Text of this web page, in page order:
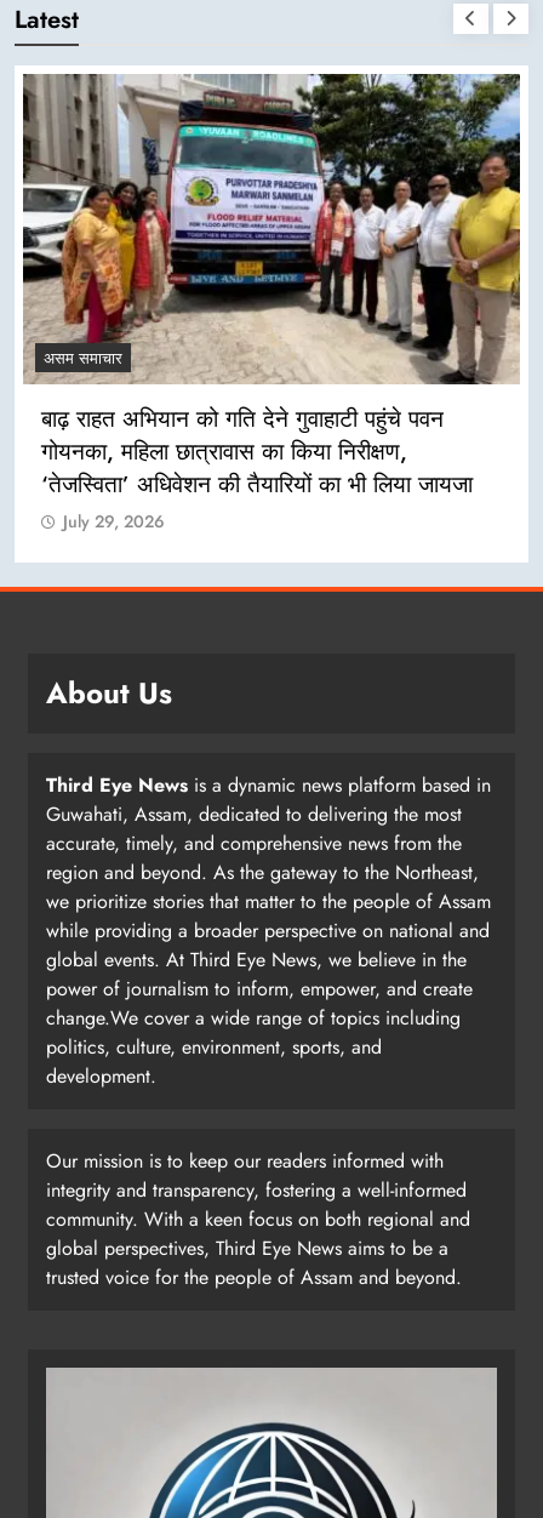
Latest
असम समाचार
बाढ़ राहत अभियान को गति देने गुवाहाटी पहुंचे पवन
गोयनका, महिला छात्रावास का किया निरीक्षण,
‘तेजस्विता’ अधिवेशन की तैयारियों का भी लिया जायजा
July 29, 2026
About Us
Third Eye News is a dynamic news platform based in
Guwahati, Assam, dedicated to delivering the most
accurate, timely, and comprehensive news from the
region and beyond. As the gateway to the Northeast,
we prioritize stories that matter to the people of Assam
while providing a broader perspective on national and
global events. At Third Eye News, we believe in the
power of journalism to inform, empower, and create
change.We cover a wide range of topics including
politics, culture, environment, sports, and
development.
Our mission is to keep our readers informed with
integrity and transparency, fostering a well-informed
community. With a keen focus on both regional and
global perspectives, Third Eye News aims to be a
trusted voice for the people of Assam and beyond.